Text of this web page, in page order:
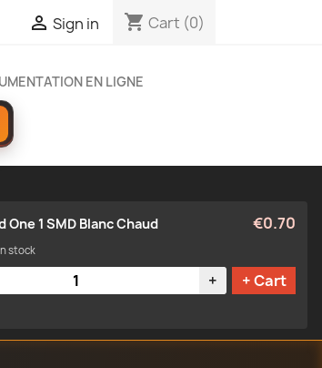
 Sign in shopping_cart Cart (0)
EN LIGNE
One 1 SMD Blanc Chaud €0.70
stock
+ + Cart